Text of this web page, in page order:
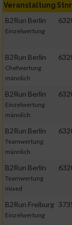
Veranstaltung Stnr
B2Run Berlin
Einzelwertung
B2Run Berlin
Chefwertung
männlich
B2Run Berlin
Einzelwertung
männlich
B2Run Berlin
Teamwertung
männlich
B2Run Berlin
Teamwertung
mixed
B2Run Freiburg
Einzelwertung